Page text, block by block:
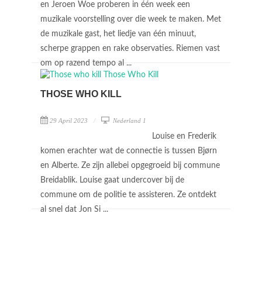
en Jeroen Woe proberen in één week een
muzikale voorstelling over die week te maken. Met
de muzikale gast, het liedje van één minuut,
scherpe grappen en rake observaties. Riemen vast
om op razend tempo al ...
THOSE WHO KILL
29 April 2023 Nederland 1
Louise en Frederik
komen erachter wat de connectie is tussen Bjørn
en Alberte. Ze zijn allebei opgegroeid bij commune
Breidablik. Louise gaat undercover bij de
commune om de politie te assisteren. Ze ontdekt
al snel dat Jon Si ...